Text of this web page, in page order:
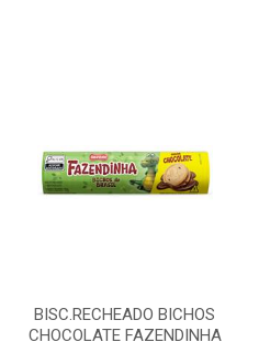
BISC.RECHEADO BICHOS
CHOCOLATE FAZENDINHA